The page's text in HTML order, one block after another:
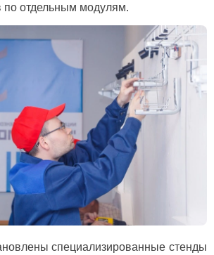
по отдельным модулям.
специализированные стенды